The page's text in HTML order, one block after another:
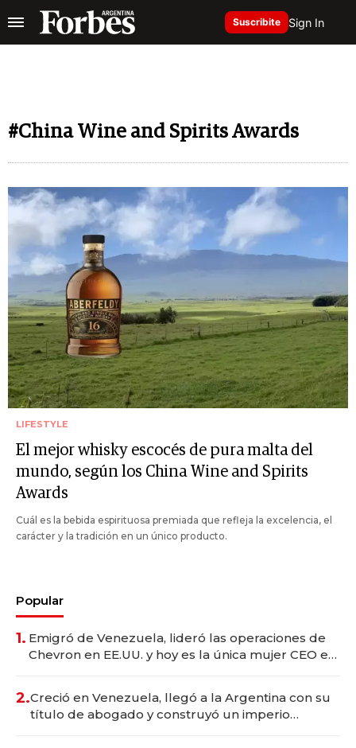
Suscribite Sign In
#China Wine and Spirits Awards
LIFESTYLE
El mejor whisky escocés de pura malta del
mundo, según los China Wine and Spirits
Awards
Cuál es la bebida espirituosa premiada que refleja la excelencia, el
carácter y la tradición en un único producto.
Popular
1. Emigró de Venezuela, lideró las operaciones de
Chevron en EE.UU. y hoy es la única mujer CEO en
2.Creció en Venezuela, llegó a la Argentina con su
título de abogado y construyó un imperio